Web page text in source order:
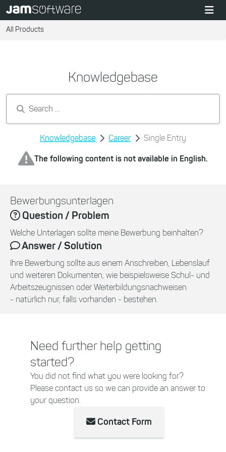
All Products
Knowledgebase
Knowledgebase Career Single Entry
The following content is not available in English.
Bewerbungsunterlagen
Question / Problem
Welche Unterlagen sollte meine Bewerbung beinhalten?
Answer / Solution
Ihre Bewerbung sollte aus einem Anschreiben, Lebenslauf
und weiteren Dokumenten, wie beispielsweise Schul- und
Arbeitszeugnissen oder Weiterbildungsnachweisen
- natürlich nur, falls vorhanden - bestehen.
Need further help getting
started?
You did not find what you were looking for?
Please contact us so we can provide an answer to
your question.
Contact Form